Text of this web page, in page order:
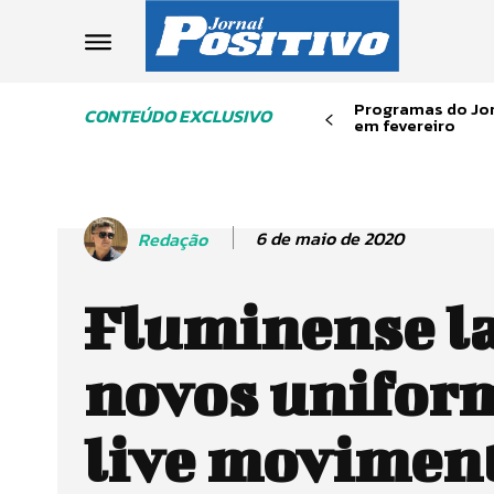
CONTEÚDO EXCLUSIVO Programas do
em fevereiro
Redação 6 de maio de 2020
Fluminense
novos
live